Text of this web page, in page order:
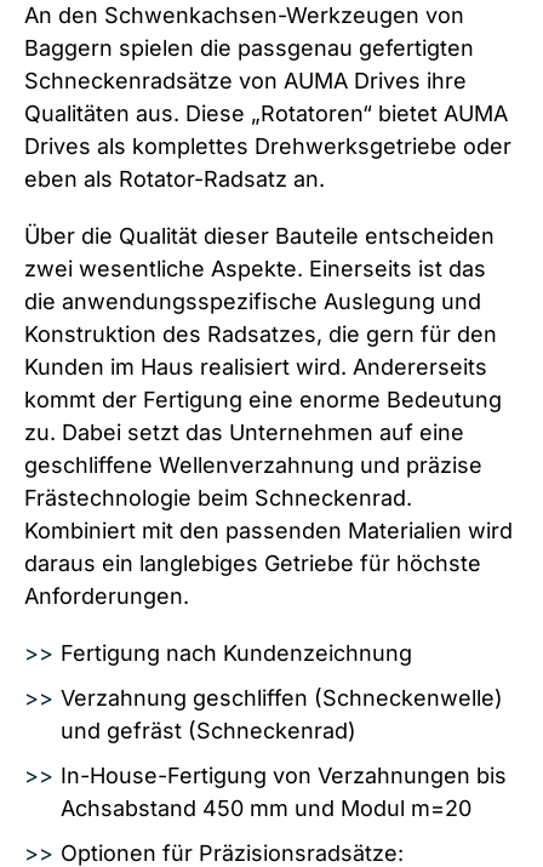
An den Schwenkachsen-Werkzeugen von
Baggern spielen die passgenau gefertigten
Schneckenradsätze von AUMA Drives ihre
Qualitäten aus. Diese „Rotatoren“ bietet AUMA
Drives als komplettes Drehwerksgetriebe oder
eben als Rotator-Radsatz an.
Über die Qualität dieser Bauteile entscheiden
zwei wesentliche Aspekte. Einerseits ist das
die anwendungsspezifische Auslegung und
Konstruktion des Radsatzes, die gern für den
Kunden im Haus realisiert wird. Andererseits
kommt der Fertigung eine enorme Bedeutung
zu. Dabei setzt das Unternehmen auf eine
geschliffene Wellenverzahnung und präzise
Frästechnologie beim Schneckenrad.
Kombiniert mit den passenden Materialien wird
daraus ein langlebiges Getriebe für höchste
Anforderungen.
Fertigung nach Kundenzeichnung
Verzahnung geschliffen (Schneckenwelle)
und gefräst (Schneckenrad)
In-House-Fertigung von Verzahnungen bis
Achsabstand 450 mm und Modul m=20
Optionen für Präzisionsradsätze: